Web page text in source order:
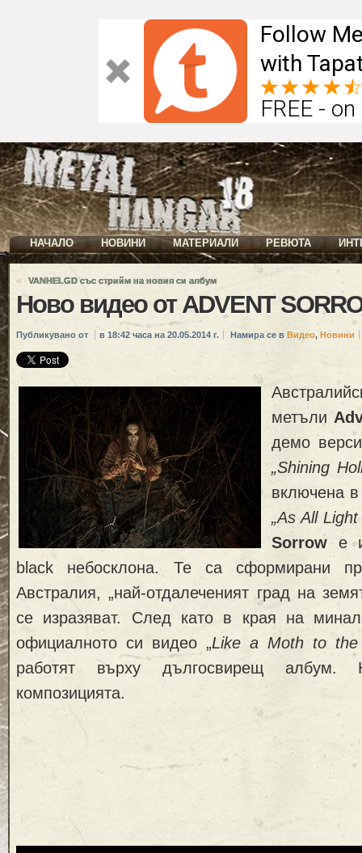
Follow
with
FREE -
НАЧАЛО НОВИНИ МАТЕРИАЛИ РЕВЮТА
« VANHELGD със стрийм на новия си албум
Ново видео от ADVENT
Публикувано от в 18:42 часа на 20.05.2014 г. Намира се в Видео, Новини
метъли
демо
„Shining
включена
„As All
Sorrow е
black небосклона. Те са сформирани
Австралия, „най-отдалеченият град на
се изразяват. След като в края на
официалното си видео „Like a Moth to the
работят върху дългосвирещ албум.
композицията.